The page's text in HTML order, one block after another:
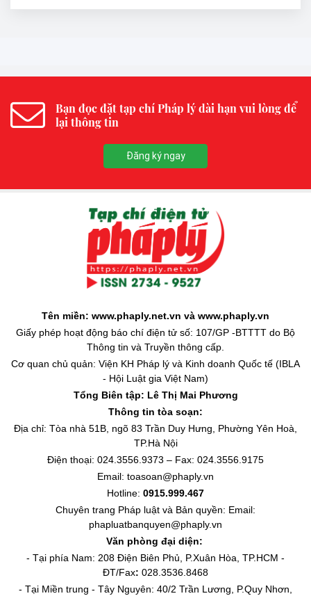
Bạn đọc đặt tạp chí Pháp lý dài hạn vui lòng để
lại thông tin
Đăng ký ngay
Tên miền: www.phaply.net.vn và www.phaply.vn
Giấy phép hoạt động báo chí điện tử số: 107/GP -BTTTT do Bộ
Thông tin và Truyền thông cấp.
Cơ quan chủ quản: Viện KH Pháp lý và Kinh doanh Quốc tế (IBLA
- Hội Luật gia Việt Nam)
Tổng Biên tập: Lê Thị Mai Phương
Thông tin tòa soạn:
Địa chỉ: Tòa nhà 51B, ngõ 83 Trần Duy Hưng, Phường Yên Hoà,
TP.Hà Nội
Điện thoại: 024.3556.9373 – Fax: 024.3556.9175
Email: toasoan@phaply.vn
Hotline: 0915.999.467
Chuyên trang Pháp luật và Bản quyền: Email:
phapluatbanquyen@phaply.vn
Văn phòng đại diện:
- Tại phía Nam: 208 Điện Biên Phủ, P.Xuân Hòa, TP.HCM -
ĐT/Fax: 028.3536.8468
- Tại Miền trung - Tây Nguyên: 40/2 Trần Lương, P.Quy Nhơn,